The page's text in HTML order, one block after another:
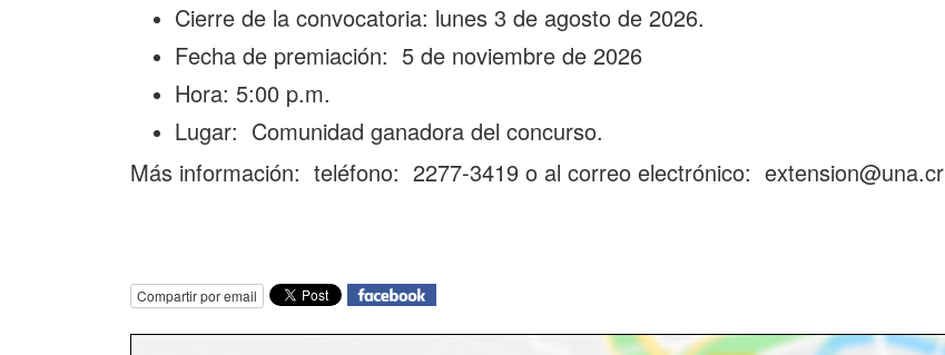
Cierre de la convocatoria: lunes 3 de agosto de 2026.
Fecha de premiación: 5 de noviembre de 2026
Hora: 5:00 p.m.
Lugar: Comunidad ganadora del concurso.
Más información: teléfono: 2277-3419 o al correo electrónico: extension@una.cr
Compartir por email